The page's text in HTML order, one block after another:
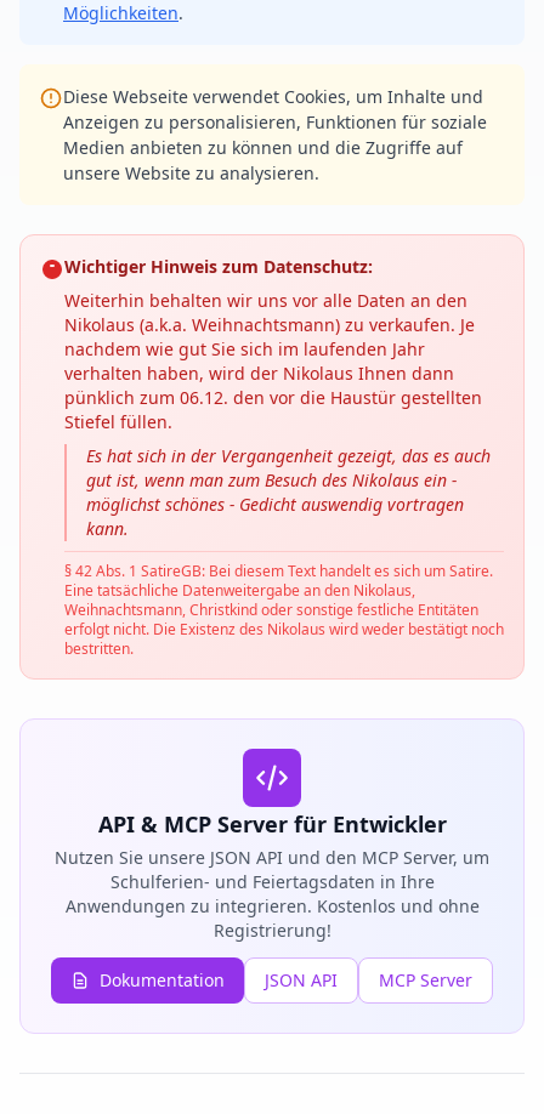
Möglichkeiten.
Diese Webseite verwendet Cookies, um Inhalte und
Anzeigen zu personalisieren, Funktionen für soziale
Medien anbieten zu können und die Zugriffe auf
unsere Website zu analysieren.
Wichtiger Hinweis zum Datenschutz:
Weiterhin behalten wir uns vor alle Daten an den
Nikolaus (a.k.a. Weihnachtsmann) zu verkaufen. Je
nachdem wie gut Sie sich im laufenden Jahr
verhalten haben, wird der Nikolaus Ihnen dann
pünklich zum 06.12. den vor die Haustür gestellten
Stiefel füllen.
Es hat sich in der Vergangenheit gezeigt, das es auch
gut ist, wenn man zum Besuch des Nikolaus ein -
möglichst schönes - Gedicht auswendig vortragen
kann.
§ 42 Abs. 1 SatireGB: Bei diesem Text handelt es sich um Satire.
Eine tatsächliche Datenweitergabe an den Nikolaus,
Weihnachtsmann, Christkind oder sonstige festliche Entitäten
erfolgt nicht. Die Existenz des Nikolaus wird weder bestätigt noch
bestritten.
API & MCP Server für Entwickler
Nutzen Sie unsere JSON API und den MCP Server, um
Schulferien- und Feiertagsdaten in Ihre
Anwendungen zu integrieren. Kostenlos und ohne
Registrierung!
Dokumentation JSON API MCP Server